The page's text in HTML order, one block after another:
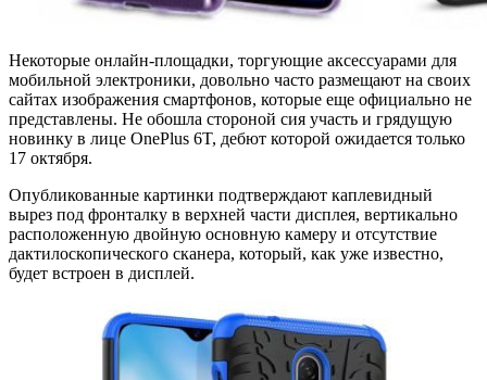
Некоторые онлайн-площадки, торгующие аксессуарами для
мобильной электроники, довольно часто размещают на своих
сайтах изображения смартфонов, которые еще официально не
представлены. Не обошла стороной сия участь и грядущую
новинку в лице OnePlus 6T, дебют которой ожидается только
17 октября.
Опубликованные картинки подтверждают каплевидный
вырез под фронталку в верхней части дисплея, вертикально
расположенную двойную основную камеру и отсутствие
дактилоскопического сканера, который, как уже известно,
будет встроен в дисплей.